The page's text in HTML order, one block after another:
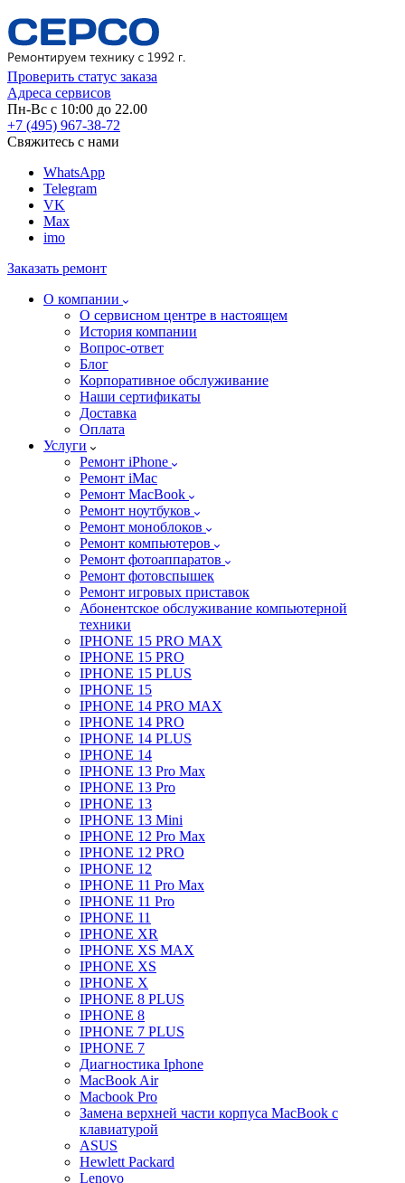
Проверить статус заказа
Адреса сервисов
Пн-Вс с 10:00 до 22.00
+7 (495) 967-38-72
Свяжитесь с нами
WhatsApp
Telegram
VK
Max
imo
Заказать ремонт
О компании
О сервисном центре в настоящем
История компании
Вопрос-ответ
Блог
Корпоративное обслуживание
Наши сертификаты
Доставка
Оплата
Услуги
Ремонт iPhone
Ремонт iMac
Ремонт MacBook
Ремонт ноутбуков
Ремонт моноблоков
Ремонт компьютеров
Ремонт фотоаппаратов
Ремонт фотовспышек
Ремонт игровых приставок
Абонентское обслуживание компьютерной
техники
IPHONE 15 PRO MAX
IPHONE 15 PRO
IPHONE 15 PLUS
IPHONE 15
IPHONE 14 PRO MAX
IPHONE 14 PRO
IPHONE 14 PLUS
IPHONE 14
IPHONE 13 Pro Max
IPHONE 13 Pro
IPHONE 13
IPHONE 13 Mini
IPHONE 12 Pro Max
IPHONE 12 PRO
IPHONE 12
IPHONE 11 Pro Max
IPHONE 11 Pro
IPHONE 11
IPHONE XR
IPHONE XS MAX
IPHONE XS
IPHONE X
IPHONE 8 PLUS
IPHONE 8
IPHONE 7 PLUS
IPHONE 7
Диагностика Iphone
MacBook Air
Macbook Pro
Замена верхней части корпуса MacBook с
клавиатурой
ASUS
Hewlett Packard
Lenovo